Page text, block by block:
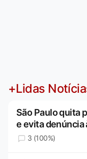
+Lidas
São Paulo quita
e evita denúncia
3 (100%)